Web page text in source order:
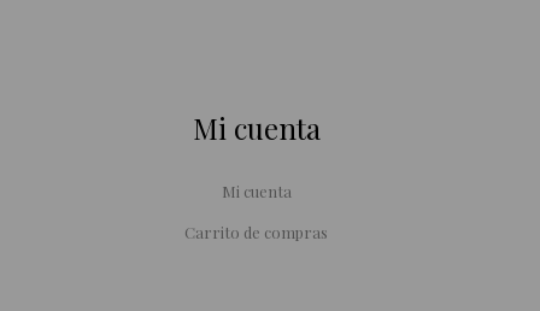
Mi cuenta
Mi cuenta
Carrito de compras